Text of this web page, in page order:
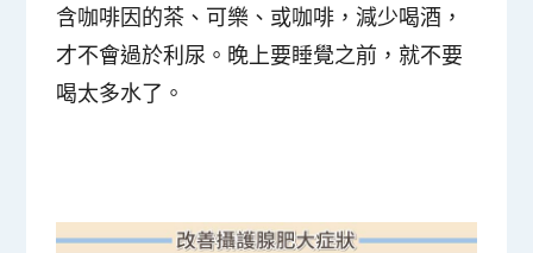
含咖啡因的茶、可樂、或咖啡，減少喝酒，
才不會過於利尿。晚上要睡覺之前，就不要
喝太多水了。